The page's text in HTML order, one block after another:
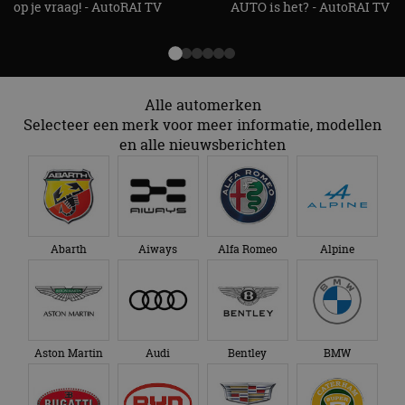
op je vraag! - AutoRAI TV
AUTO is het? - AutoRAI TV
Alle automerken
Selecteer een merk voor meer informatie, modellen
en alle nieuwsberichten
Abarth Aiways Alfa Romeo Alpine
Aston Martin Audi Bentley BMW
Naam
Aanbieder/
Vervaldatum
Cloudflare,
Inc.
.autorai.nl
op basis
website
bezoekers.
autorai.nl
4 weken 2
dagen
gebruikt
Cookie-
service om
Google Privacy Policy